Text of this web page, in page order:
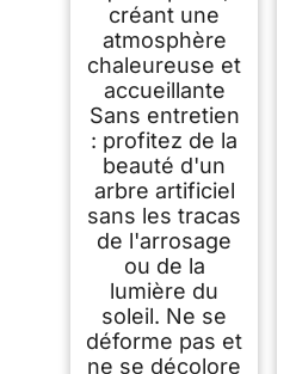
créant une
atmosphère
chaleureuse et
accueillante
Sans entretien
: profitez de la
beauté d'un
arbre artificiel
sans les tracas
de l'arrosage
ou de la
lumière du
soleil. Ne se
déforme pas et
ne se décolore